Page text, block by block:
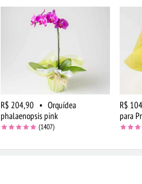
R$ 204,90 • Orquídea
phalaenopsis pink
(1407)
R$
para